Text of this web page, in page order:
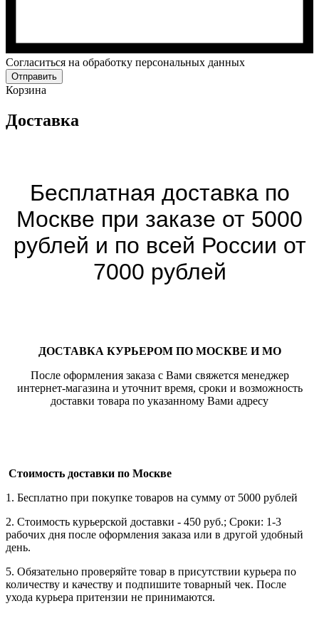
Cогласиться на обработку персональных данных
Отправить
Корзина
Доставка
Бесплатная доставка по
Москве при заказе от 5000
рублей и по всей России от
7000 рублей
ДОСТАВКА КУРЬЕРОМ ПО МОСКВЕ И МО
После оформления заказа с Вами свяжется менеджер
интернет-магазина и уточнит время, сроки и возможность
доставки товара по указанному Вами адресу
Стоимость доставки по Москве
1. Бесплатно при покупке товаров на сумму от 5000 рублей
2. Стоимость курьерской доставки - 450 руб.; Сроки: 1-3
рабочих дня после оформления заказа или в другой удобный
день.
5. Обязательно проверяйте товар в присутствии курьера по
количеству и качеству и подпишите товарный чек. После
ухода курьера притензии не принимаются.